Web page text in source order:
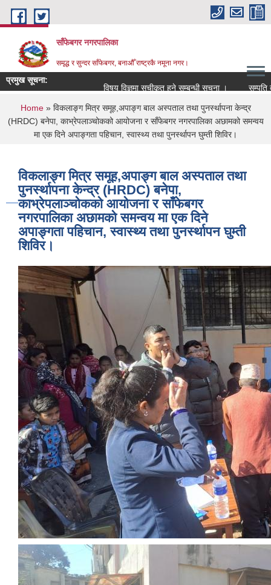
Skip to main content
साँफेबगर नगरपालिका
समृद्ध र सुन्दर साँफेबगर, बनाऔँ राष्ट्रकै नमूना नगर।
प्रमुख सूचना:
विषय विज्ञमा सुचीकृत हुने सम्बन्धी सूचना ।
सम्पति तथा
You are here
Home» विकलाङ्ग मित्र समूह,अपाङ्ग बाल अस्पताल तथा पुनर्स्थापना केन्द्र
(HRDC) बनेपा, काभ्रेपलाञ्चोकको आयोजना र साँफेबगर नगरपालिका अछामको समन्वय
मा एक दिने अपाङ्गता पहिचान, स्वास्थ्य तथा पुनर्स्थापन घुम्ती शिविर।
विकलाङ्ग मित्र समूह,अपाङ्ग बाल अस्पताल तथा
पुनर्स्थापना केन्द्र (HRDC) बनेपा,
काभ्रेपलाञ्चोकको आयोजना र साँफेबगर
नगरपालिका अछामको समन्वय मा एक दिने
अपाङ्गता पहिचान, स्वास्थ्य तथा पुनर्स्थापन घुम्ती
शिविर।